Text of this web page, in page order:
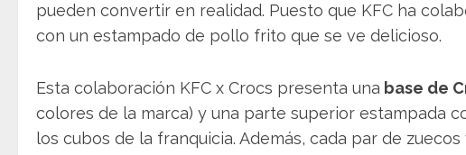
pueden convertir en realidad. Puesto que KFC ha
con un estampado de pollo frito que se ve delicioso.
Esta colaboración KFC x Crocs presenta una base de
colores de la marca) y una parte superior estampada
los cubos de la franquicia. Además, cada par de